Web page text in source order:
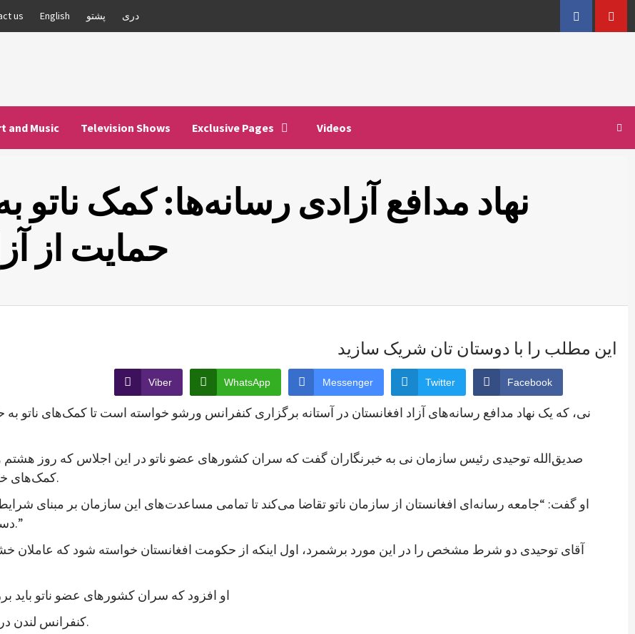
us English پشتو دری Facebook
and Music Television Shows Exclusive Pages Videos
نهاد مدافع آزادی رسانه‌ها: کمک
حمایت از
این مطلب را با دوستان تان شریک سازید
Viber WhatsApp Messenger Twitter Facebook
نی، که یک نهاد مدافع رسانه‌های آزاد افغانستان در آستانه برگزاری کنفرانس ورشو خواسته است تا کمک‌های ناتو
صدیق‌الله توحیدی رئیس سازمان نی به خبرنگاران گفت که سران کشورهای عضو ناتو در این اجلاس که روز هشتم و
کمک‌های خود به حکومت افغانستان را مشروط به شرط‌های خاصی کند.
او گفت: “جامعه رسانه‌ای افغانستان از سازمان ناتو تقاضا می‌کند تا تمامی مساعدت‌های این سازمان بر مبنای
دسترسی آزاد به اطلاعات و ارزش‌های بنیادین دموکراسی باشد.”
آقای توحیدی دو شرط مشخص را در این مورد برشمرد، اول اینکه از حکومت افغانستان خواسته شود که عاملان
او افزود که سران کشورهای عضو ناتو باید
کنفرانس لندن در قوس/آذر ۱۳۹۳ برعهده گرفته بود تا کنون عملی کرده است.